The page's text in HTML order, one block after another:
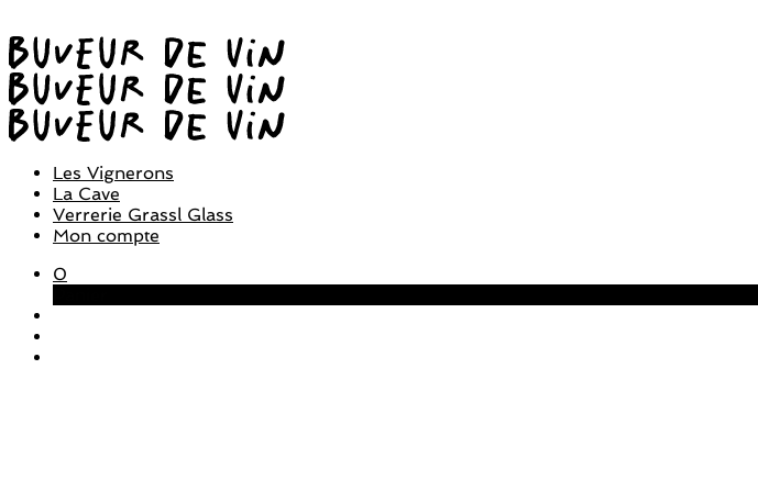
Les Vignerons
La Cave
Verrerie Grassl Glass
Mon compte
0